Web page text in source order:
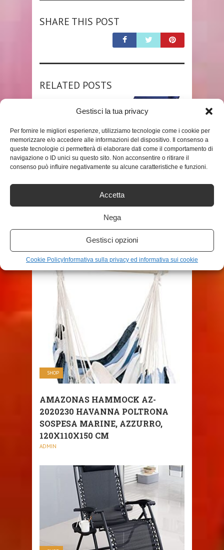
Gestisci la tua privacy
Per fornire le migliori esperienze, utilizziamo tecnologie come i cookie per
memorizzare e/o accedere alle informazioni del dispositivo. Il consenso a
queste tecnologie ci permetterà di elaborare dati come il comportamento di
navigazione o ID unici su questo sito. Non acconsentire o ritirare il
consenso può influire negativamente su alcune caratteristiche e funzioni.
Accetta
Nega
Gestisci opzioni
Cookie PolicyInformativa sulla privacy ed informativa sui cookie
SHARE THIS POST
RELATED POSTS
WANGFENG SEDIA A SDRAIO DA
GIARDINO PIEGHEVOLE, A
GRAVITÀ ZERO, ...
SHOP
AMAZONAS HAMMOCK AZ-
2020230 HAVANNA POLTRONA
SOSPESA MARINE, AZZURRO,
120X110X150 CM
ADMIN